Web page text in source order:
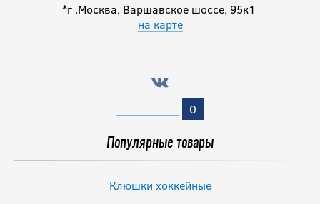
*г .Москва, Варшавское шоссе, 95к1
на карте
0
Популярные товары
Клюшки хоккейные